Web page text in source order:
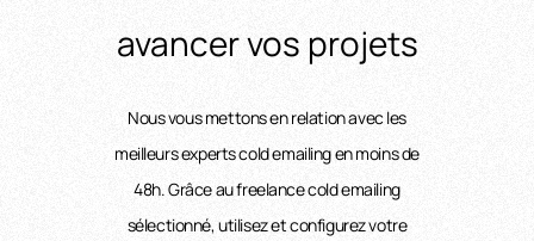
avancer vos projets
Nous vous mettons en relation avec les
meilleurs experts cold emailing en moins de
48h. Grâce au freelance cold emailing
sélectionné, utilisez et configurez votre